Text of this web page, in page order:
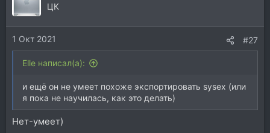
ЦК
1 Окт 2021 #27
Elle написал(а):
и ещё он не умеет похоже экспортировать sysex (или
я пока не научилась, как это делать)
Нет-умеет)